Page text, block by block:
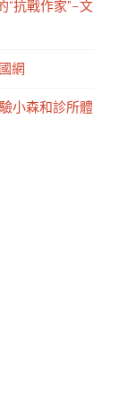
“抗戰作家”–文
網
小森和診所體